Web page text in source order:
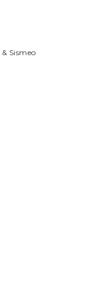
& Sismeo